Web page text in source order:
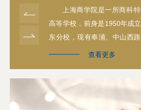
上海商学院是一所商科
高等学校，前身是1950年成
东分校，现有奉浦、中山西
四个校区和福州路一个办学
70多年来，上海商学院
育方针，坚持“以商立校、应用
承“厚德博学、经世济民”校训
查看更多